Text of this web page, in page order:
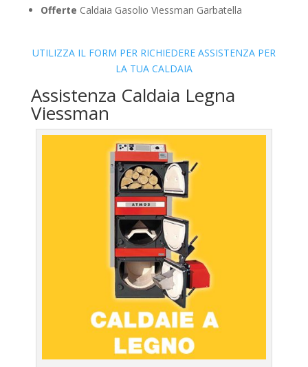
Offerte Caldaia Gasolio Viessman Garbatella
UTILIZZA IL FORM PER RICHIEDERE ASSISTENZA PER
LA TUA CALDAIA
Assistenza Caldaia Legna
Viessman